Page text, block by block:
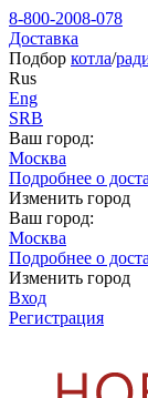
8-800-2008-078
Доставка
Подбор котла/
Rus
Eng
SRB
Ваш город:
Москва
Подробнее о
Изменить город
Ваш город:
Москва
Подробнее о
Изменить город
Вход
Регистрация